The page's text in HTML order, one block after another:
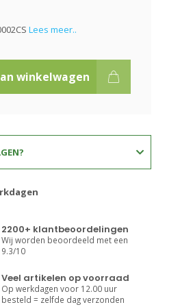
Lees meer..
winkelwagen
2200+ klantbeoordelingen
Wij worden beoordeeld met een
9.3/10
Veel artikelen op voorraad
Op werkdagen voor 12.00 uur
besteld = zelfde dag verzonden